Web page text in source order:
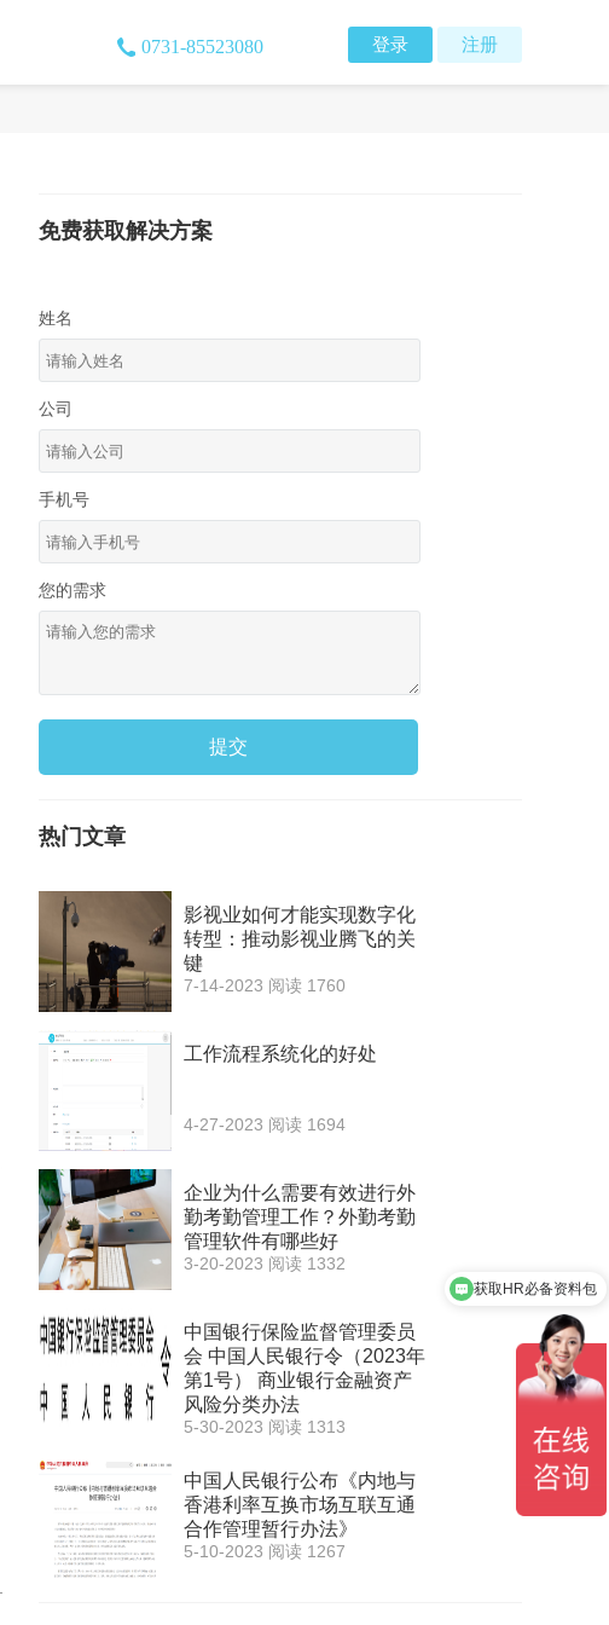
登录 注册
0731-85523080
免费获取解决方案
姓名
公司
手机号
您的需求
提交
热门文章
影视业如何才能实现数字化
转型：推动影视业腾飞的关
键
7-14-2023 阅读 1760
工作流程系统化的好处
4-27-2023 阅读 1694
企业为什么需要有效进行外
勤考勤管理工作？外勤考勤
管理软件有哪些好
3-20-2023 阅读 1332
中国银行保险监督管理委员
会 中国人民银行令（2023年
第1号） 商业银行金融资产
风险分类办法
5-30-2023 阅读 1313
中国人民银行公布《内地与
香港利率互换市场互联互通
合作管理暂行办法》
5-10-2023 阅读 1267
代开后台账户